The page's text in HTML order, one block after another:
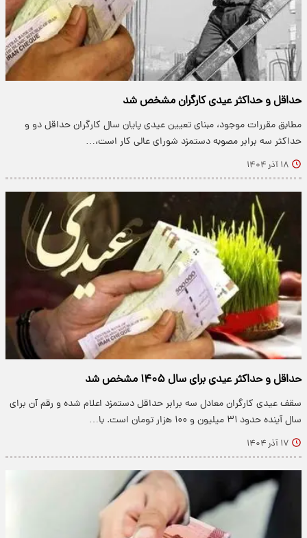
حداقل و حداکثر عیدی کارگران مشخص شد
مطابق مقررات موجود، مبنای تعیین عیدی پایان سال کارگران حداقل دو و
حداکثر سه برابر مصوبه دستمزد شورای عالی کار است،…
۱۸ آذر ۱۴۰۴
حداقل و حداکثر عیدی برای سال ۱۴۰۵ مشخص شد
سقف عیدی کارگران معادل سه برابر حداقل دستمزد اعلام شده و رقم آن برای
سال آینده حدود ۳۱ میلیون و ۱۰۰ هزار تومان است. با…
۱۷ آذر ۱۴۰۴